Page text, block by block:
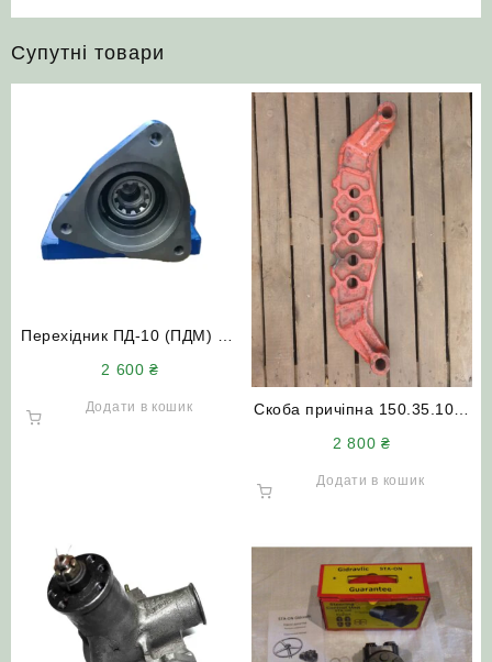
Супутні товари
Перехідник ПД-10 (ПДМ) під
2 600₴
Додати в кошик
Скоба причіпна 150.35.103-
2 800₴
Додати в кошик